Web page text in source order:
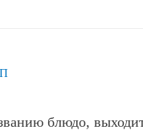
блюдо,